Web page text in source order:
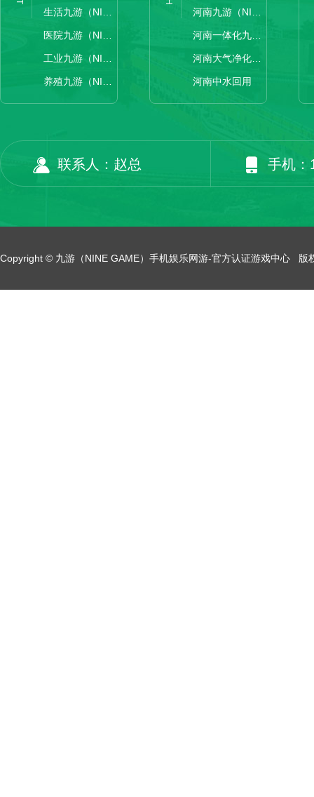
河南中水回用
联系人：赵总 手机：
Copyright © 九游（NINE GAME）手机娱乐网游-官方认证游戏中心